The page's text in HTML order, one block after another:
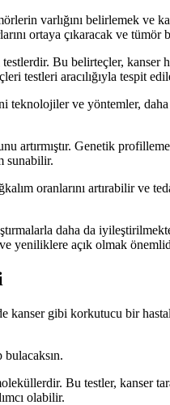
varlığını belirlemek ve
ortaya çıkaracak ve tümör
Bu belirteçler, kanser
testleri aracılığıyla tespit
ve yöntemler,
artırmıştır. Genetik
sunabilir.
oranlarını artırabilir ve
daha da
yeniliklere açık olmak
gibi korkutucu bir
Bu testler, kanser
olabilir.